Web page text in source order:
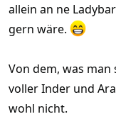
allein an ne
gern wäre.
Von dem, was
voller Inder und
wohl nicht.